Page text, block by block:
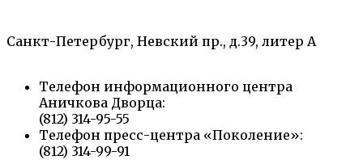
Санкт-Петербург, Невский пр., д.39, литер А
Телефон информационного центра
Аничкова Дворца:
(812) 314-95-55
Телефон пресс-центра «Поколение»:
(812) 314-99-91